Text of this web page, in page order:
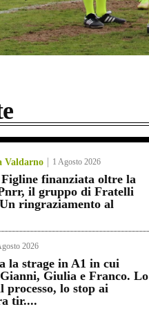
Valdarno 1 Agosto 2026
finanziata oltre la
il gruppo di Fratelli
ringraziamento al
2026
la strage in A1 in cui
Giulia e Franco. Lo
processo, lo stop ai
tir....